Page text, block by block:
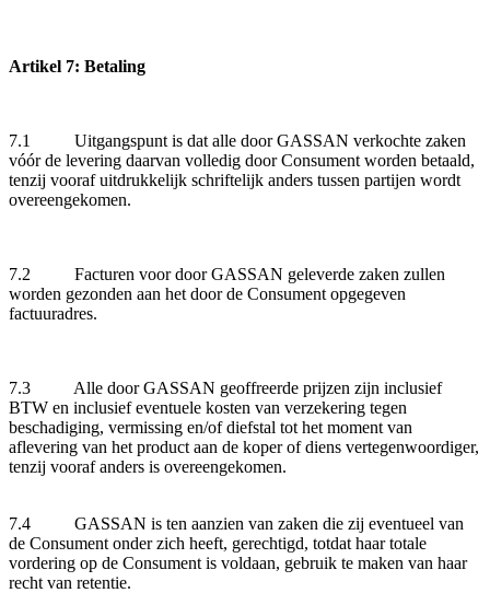
Artikel 7: Betaling
7.1 Uitgangspunt is dat alle door GASSAN verkochte zaken
vóór de levering daarvan volledig door Consument worden betaald,
tenzij vooraf uitdrukkelijk schriftelijk anders tussen partijen wordt
overeengekomen.
7.2 Facturen voor door GASSAN geleverde zaken zullen
worden gezonden aan het door de Consument opgegeven
factuuradres.
7.3 Alle door GASSAN geoffreerde prijzen zijn inclusief
BTW en inclusief eventuele kosten van verzekering tegen
beschadiging, vermissing en/of diefstal tot het moment van
aflevering van het product aan de koper of diens vertegenwoordiger,
tenzij vooraf anders is overeengekomen.
7.4 GASSAN is ten aanzien van zaken die zij eventueel van
de Consument onder zich heeft, gerechtigd, totdat haar totale
vordering op de Consument is voldaan, gebruik te maken van haar
recht van retentie.